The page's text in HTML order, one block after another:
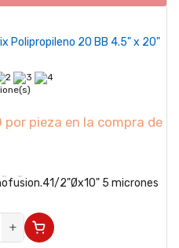
Polipropileno 20 BB 4.5" x 20"
por pieza en la compra de
+